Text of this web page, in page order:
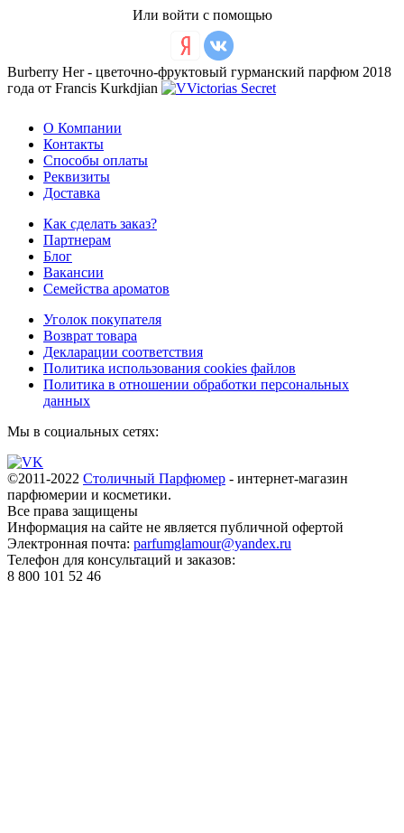
Или войти с помощью
Burberry Her - цветочно-фруктовый гурманский парфюм 2018
года от Francis Kurkdjian
О Компании
Контакты
Способы оплаты
Реквизиты
Доставка
Как сделать заказ?
Партнерам
Блог
Вакансии
Семейства ароматов
Уголок покупателя
Возврат товара
Декларации соответствия
Политика использования cookies файлов
Политика в отношении обработки персональных
данных
Мы в социальных сетях:
©2011-2022 Столичный Парфюмер - интернет-магазин
парфюмерии и косметики.
Все права защищены
Информация на сайте не является публичной офертой
Электронная почта: parfumglamour@yandex.ru
Телефон для консультаций и заказов:
8 800 101 52 46